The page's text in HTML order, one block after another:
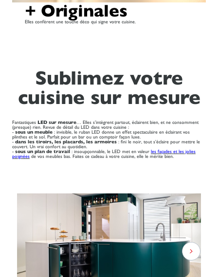
+ Originales
Elles confèrent une touche déco qui signe votre cuisine.
Sublimez votre
cuisine sur mesure
Fantastiques LED sur mesure … Elles s’intègrent partout, éclairent bien, et ne consomment
(presque) rien. Revue de détail du LED dans votre cuisine :
-sous un meuble : invisible, le ruban LED donne un effet spectaculaire en éclairant vos
plinthes et le sol. Parfait pour un bar ou un comptoir façon luxe.
- dans les tiroirs, les placards, les armoires : fini le noir, tout s’éclaire pour mettre le
couvert. Un vrai confort au quotidien.
- sous un plan de travail : insoupçonnable, le LED met en valeur les façades et les jolies
poignées de vos meubles bas. Faites ce cadeau à votre cuisine, elle le mérite bien.